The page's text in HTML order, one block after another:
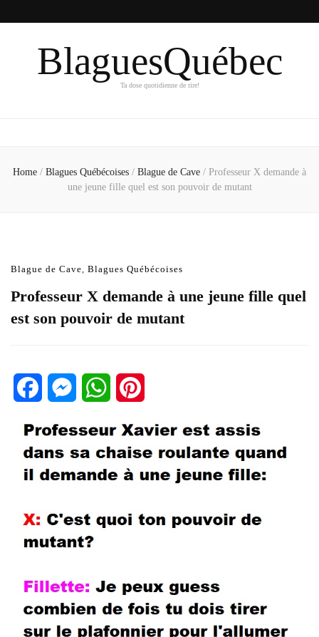
BlaguesQuébec
Ta dose quotidienne de rire!
Home / Blagues Québécoises / Blague de Cave / Professeur X demande à
une jeune fille quel est son pouvoir de mutant
Blague de Cave, Blagues Québécoises
Professeur X demande à une jeune fille quel
est son pouvoir de mutant